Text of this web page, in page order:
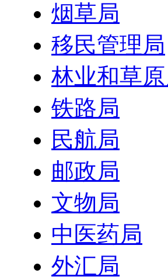
烟草局
移民管理局
林业和草
铁路局
民航局
邮政局
文物局
中医药局
外汇局